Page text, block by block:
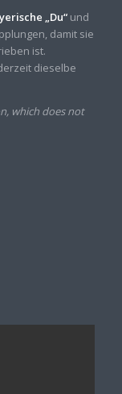
„Du“und
damit sie
ist.
dieselbe
which does not